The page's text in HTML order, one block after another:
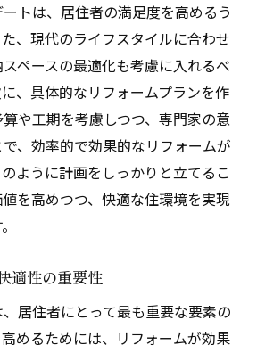
トは、居住者の満足度を高めるう
、現代のライフスタイルに合わせ
ペースの最適化も考慮に入れるべ
、具体的なリフォームプランを作
や工期を考慮しつつ、専門家の意
、効率的で効果的なリフォームが
ように計画をしっかりと立てるこ
を高めつつ、快適な住環境を実現
適性の重要性
居住者にとって最も重要な要素の
めるためには、リフォームが効果